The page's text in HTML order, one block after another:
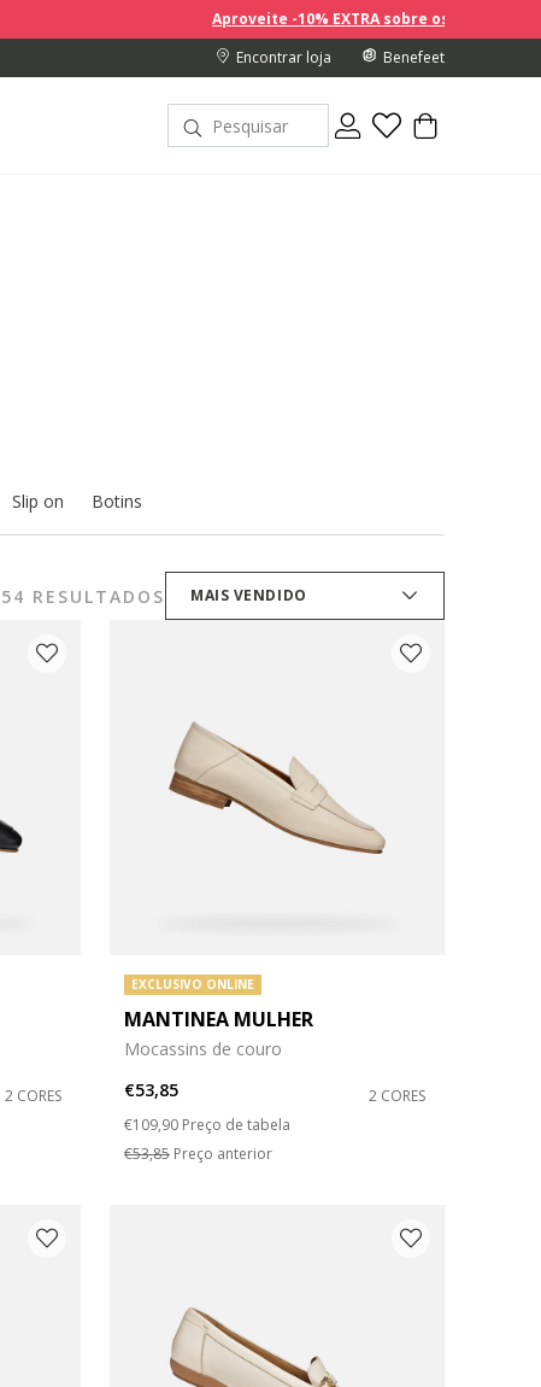
Aproveite -10% EXTRA sobre os preços com desconto na
Encontrar loja Benefeet
Slip on Botins
54 RESULTADOS MAIS VENDIDO
2 CORES
EXCLUSIVO ONLINE
MANTINEA MULHER
Mocassins de couro
€53,85
2 CORES
Price reduced from
€109,90 to
Preço de tabela
€53,85Preço anterior